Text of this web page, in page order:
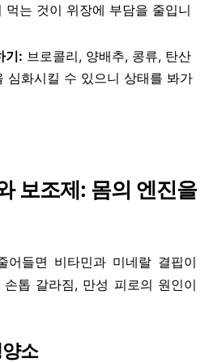
는 것이 위장에 부담을 줄입니
기: 브로콜리, 양배추, 콩류, 탄산
심화시킬 수 있으니 상태를 봐가
보조제: 몸의 엔진을
어들면 비타민과 미네랄 결핍이
톱 갈라짐, 만성 피로의 원인이
소